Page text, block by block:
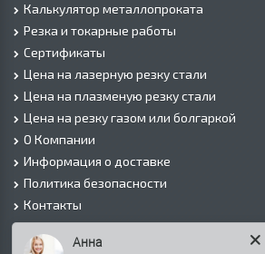
Калькулятор металлопроката
Резка и токарные работы
Сертификаты
Цена на лазерную резку стали
Цена на плазменую резку стали
Цена на резку газом или болгаркой
О Компании
Информация о доставке
Политика безопасности
Контакты
Прайс лист на черный металлопрокат в